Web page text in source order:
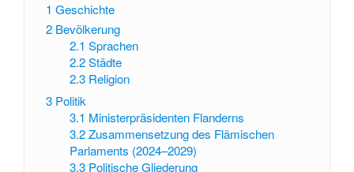
1 Geschichte
2 Bevölkerung
2.1 Sprachen
2.2 Städte
2.3 Religion
3 Politik
3.1 Ministerpräsidenten Flanderns
3.2 Zusammensetzung des Flämischen
Parlaments (2024–2029)
3.3 Politische Gliederung